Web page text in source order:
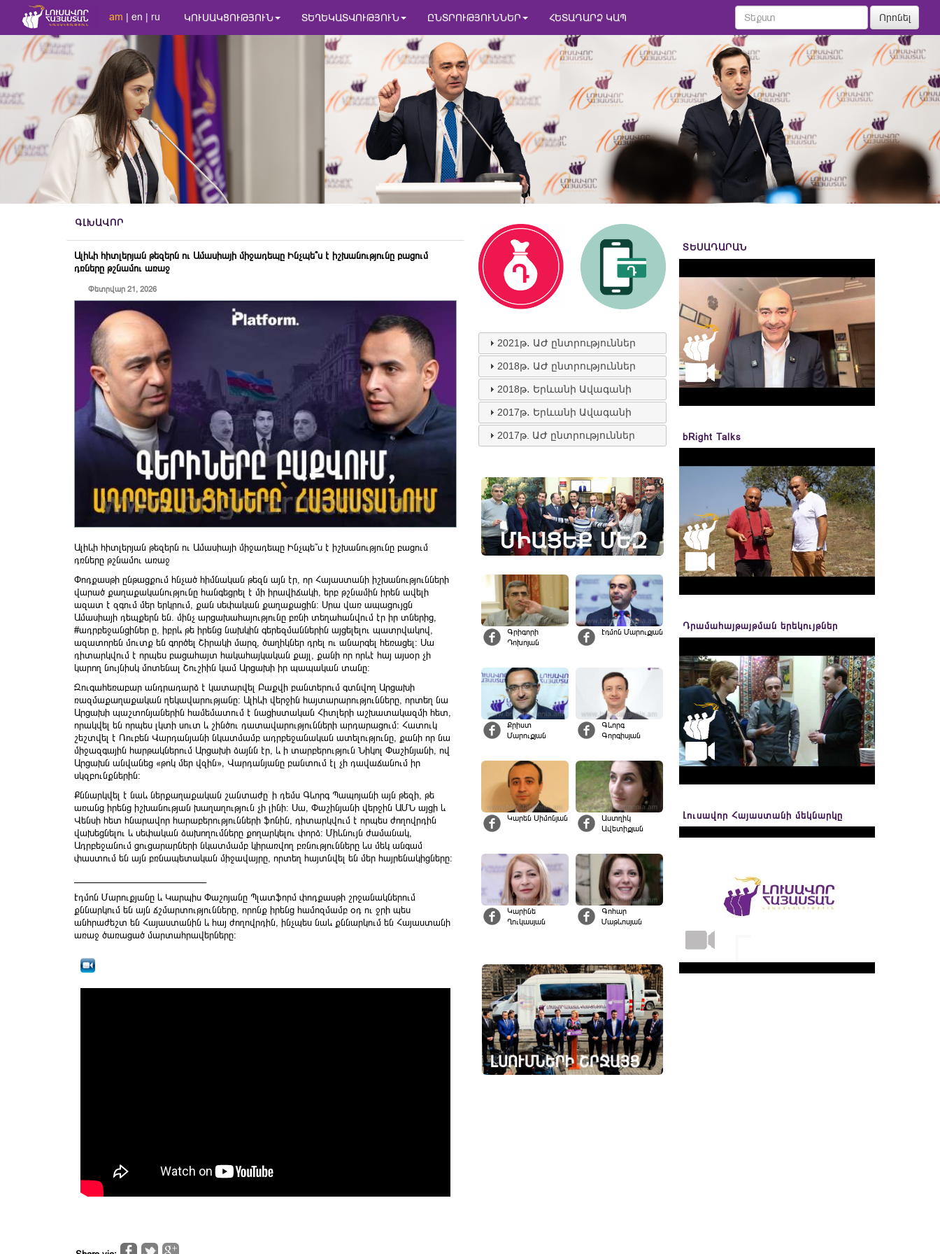
am | en | ru ԿՈՒՍԱԿՑՈՒԹՅՈՒՆ ՏԵՂԵԿԱՏՎՈՒԹՅՈՒՆ ԸՆՏՐՈՒԹՅՈՒՆՆԵՐ ՀԵՏԱԴԱՐՁ ԿԱՊ Որոնել
ԳԼԽԱՎՈՐ
Ալիևի հիտլերյան թեզերն ու Ամասիայի միջադեպը Ինչպե՞ս է իշխանությունը բացում
դռները թշնամու առաջ
Փետրվար 21, 2026
Ալիևի հիտլերյան թեզերն ու Ամասիայի միջադեպը Ինչպե՞ս է իշխանությունը բացում
դռները թշնամու առաջ
Փոդքասթի ընթացքում հնչած հիմնական թեզն այն էր, որ Հայաստանի իշխանությունների
վարած քաղաքականությունը հանգեցրել է մի իրավիճակի, երբ թշնամին իրեն ավելի
ազատ է զգում մեր երկրում, քան սեփական քաղաքացին։ Սրա վառ ապացույցն
Ամասիայի դեպքերն են. մինչ արցախահայությունը բռնի տեղահանվում էր իր տներից,
#ադրբեջանցիներ ը, իբրև թե իրենց նախկին գերեզմաններին այցելելու պատրվակով,
ազատորեն մուտք են գործել Շիրակի մարզ, ծաղիկներ դրել ու անարգել հեռացել։ Սա
դիտարկվում է որպես բացահայտ հակահայկական քայլ, քանի որ որևէ հայ այսօր չի
կարող նույնիսկ մոտենալ Շուշիին կամ Արցախի իր պապական տանը։
Զուգահեռաբար անդրադարձ է կատարվել Բաքվի բանտերում գտնվող Արցախի
ռազմաքաղաքական ղեկավարությանը։ Ալիևի վերջին հայտարարությունները, որտեղ նա
Արցախի պաշտոնյաներին համեմատում է նացիստական Հիտլերի աշխատակազմի հետ,
որակվել են որպես լկտի սուտ և շինծու դատավարությունների արդարացում։ Հատուկ
շեշտվել է Ռուբեն Վարդանյանի նկատմամբ ադրբեջանական ատելությունը, քանի որ նա
միջազգային հարթակներում Արցախի ձայնն էր, և ի տարբերություն Նիկոլ Փաշինյանի, ով
Արցախն անվանեց «թոկ մեր վզին», Վարդանյանը բանտում էլ չի դավաճանում իր
սկզբունքներին։
Քննարկվել է նաև ներքաղաքական շանտաժը՝ ի դեմս Գևորգ Պապոյանի այն թեզի, թե
առանց իրենց իշխանության խաղաղություն չի լինի։ Սա, Փաշինյանի վերջին ԱՄՆ այցի և
Վենսի հետ հնարավոր հարաբերությունների ֆոնին, դիտարկվում է որպես ժողովրդին
վախեցնելու և սեփական ձախողումները քողարկելու փորձ։ Միևնույն ժամանակ,
Ադրբեջանում ցուցարարների նկատմամբ կիրառվող բռնությունները ևս մեկ անգամ
փաստում են այն բռնապետական միջավայրը, որտեղ հայտնվել են մեր հայրենակիցները։
Էդմոն Մարուքյանը և Կարպիս Փաշոյանը Պլատֆորմ փոդքասթի շրջանակներում
քննարկում են այն ճշմարտությունները, որոնք իրենց համոզմամբ օդ ու ջրի պես
անհրաժեշտ են Հայաստանին և հայ ժողովրդին, ինչպես նաև քննարկում են Հայաստանի
առաջ ծառացած մարտահրավերները։
2021թ․ ԱԺ ընտրություններ
2018թ․ ԱԺ ընտրություններ
2018թ․ Երևանի Ավագանի
2017թ․ Երևանի Ավագանի
2017թ. ԱԺ ընտրություններ
Գրիգորի
Դոխոյան
Էդմոն Մարուքյան
Քրիստ
Մարուքյան
Գևորգ
Գորգիսյան
Կարեն Սիմոնյան
Աստղիկ
Ավետիքյան
Կարինե
Ղուկասյան
Գոհար
Մաթևոսյան
ՏԵՍԱԴԱՐԱՆ
bRight Talks
Դրամահայթայթման երեկույթներ
Լուսավոր Հայաստանի մեկնարկը